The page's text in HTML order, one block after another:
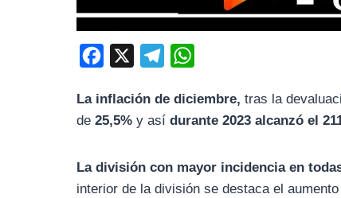
c
e
o
l
e
r
a
t
A
La inflación de diciembre, tras la
de25,5% y asídurante 2023 alcanzó el
La división con mayor incidencia en
interior de la división se destaca el